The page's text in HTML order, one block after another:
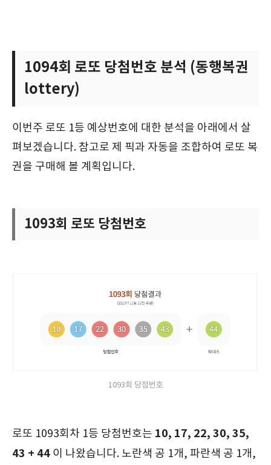
1094회 로또 당첨번호 분석 (동행복권
lottery)
이번주 로또 1등 예상번호에 대한 분석을 아래에서 살
펴보겠습니다. 참고로 제 픽과 자동을 조합하여 로또 복
권을 구매해 볼 계획입니다.
1093회 로또 당첨번호
1093회 당첨번호
로또 1093회차 1등 당첨번호는 10, 17, 22, 30, 35,
43 + 44 이 나왔습니다. 노란색 공 1개, 파란색 공 1개,